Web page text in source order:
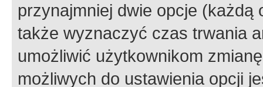
przynajmniej dwie opcje
także wyznaczyć czas trwania
umożliwić użytkownikom
możliwych do ustawienia opcji